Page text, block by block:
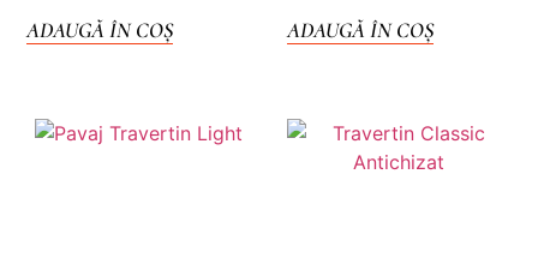
ADAUGĂ ÎN COȘ ADAUGĂ ÎN COȘ